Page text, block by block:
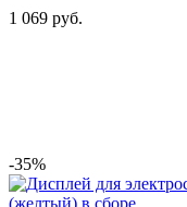
1 069 руб.
-35%